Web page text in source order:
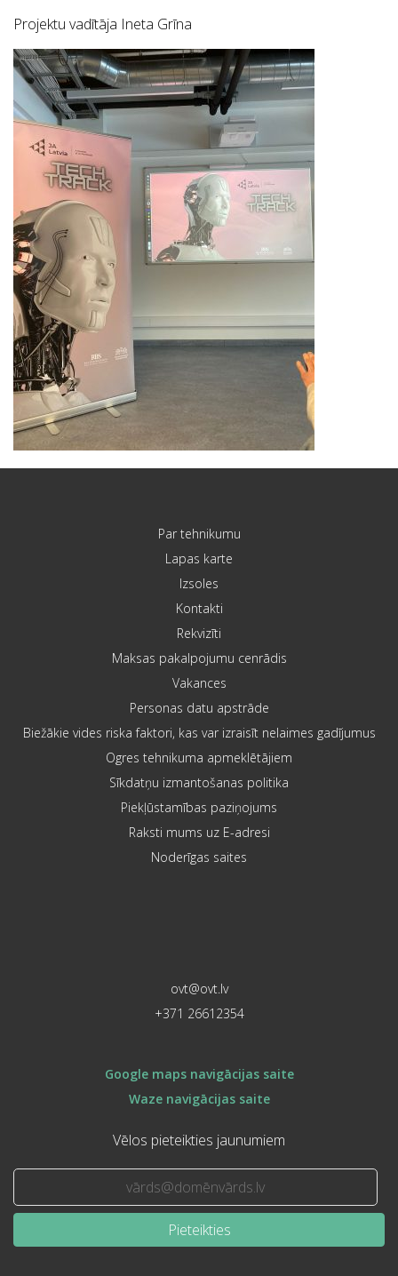
Projektu vadītāja Ineta Grīna
Par tehnikumu
Lapas karte
Izsoles
Kontakti
Rekvizīti
Maksas pakalpojumu cenrādis
Vakances
Personas datu apstrāde
Biežākie vides riska faktori, kas var izraisīt nelaimes gadījumus
Ogres tehnikuma apmeklētājiem
Sīkdatņu izmantošanas politika
Piekļūstamības paziņojums
Raksti mums uz E-adresi
Noderīgas saites
ovt@ovt.lv
+371 26612354
Google maps navigācijas saite
Waze navigācijas saite
Vēlos pieteikties jaunumiem
Pieteikties